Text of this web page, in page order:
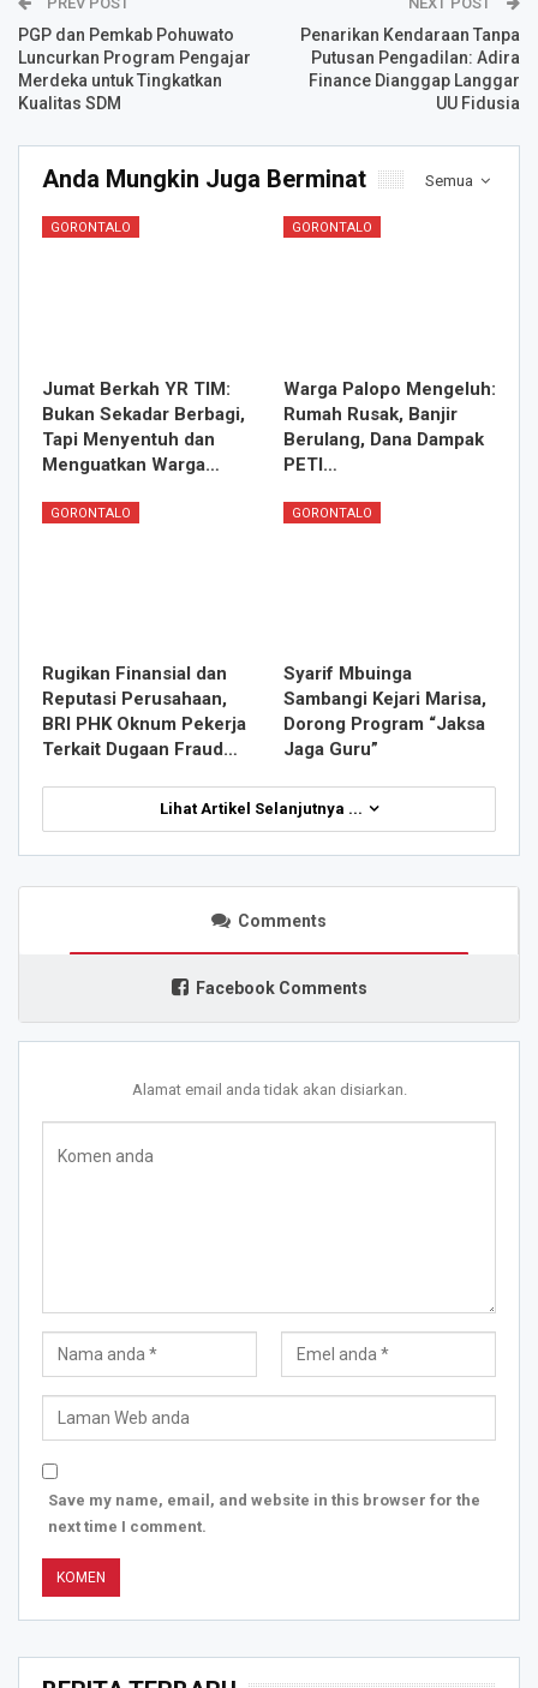
PGP dan Pemkab Pohuwato
Luncurkan Program Pengajar
Merdeka untuk Tingkatkan
Kualitas SDM
Penarikan Kendaraan Tanpa
Putusan Pengadilan: Adira
Finance Dianggap Langgar
UU Fidusia
Semua
Anda Mungkin Juga Berminat
GORONTALO
Jumat Berkah YR TIM:
Bukan Sekadar Berbagi,
Tapi Menyentuh dan
Menguatkan Warga…
GORONTALO
Warga Palopo Mengeluh:
Rumah Rusak, Banjir
Berulang, Dana Dampak
PETI…
GORONTALO
Rugikan Finansial dan
Reputasi Perusahaan,
BRI PHK Oknum Pekerja
Terkait Dugaan Fraud…
GORONTALO
Syarif Mbuinga
Sambangi Kejari Marisa,
Dorong Program “Jaksa
Jaga Guru”
Lihat Artikel Selanjutnya ...
Comments
Facebook Comments
Alamat email anda tidak akan disiarkan.
Save my name, email, and website in this browser for the
next time I comment.